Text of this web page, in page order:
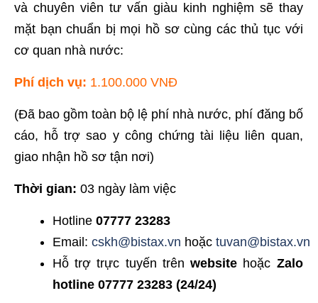
và chuyên viên tư vấn giàu kinh nghiệm sẽ thay
mặt bạn chuẩn bị mọi hồ sơ cùng các thủ tục với
cơ quan nhà nước:
Phí dịch vụ: 1.100.000 VNĐ
(Đã bao gồm toàn bộ lệ phí nhà nước, phí đăng bố
cáo, hỗ trợ sao y công chứng tài liệu liên quan,
giao nhận hồ sơ tận nơi)
Thời gian: 03 ngày làm việc
Hotline 07777 23283
Email: cskh@bistax.vn hoặc tuvan@bistax.vn
Hỗ trợ trực tuyến trênwebsite hoặc Zalo
hotline 07777 23283 (24/24)